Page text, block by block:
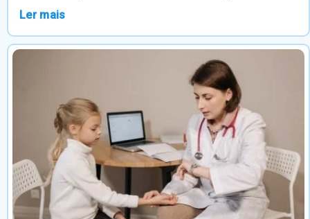
Ler mais